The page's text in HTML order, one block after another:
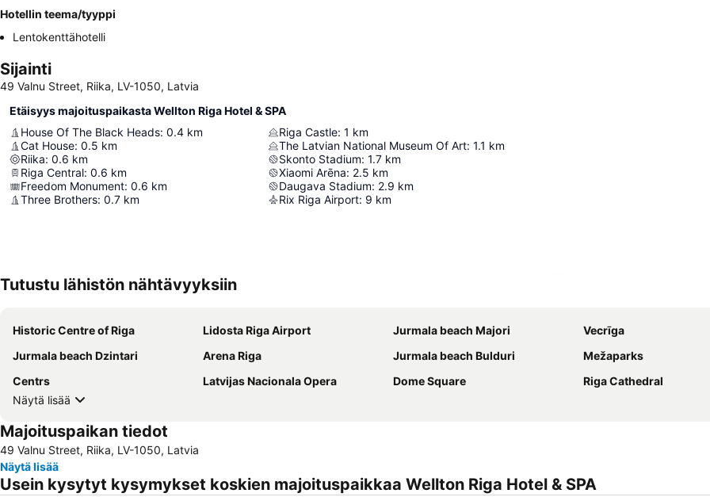
Hotellin teema/tyyppi
Lentokenttähotelli
Sijainti
49 Valnu Street, Riika, LV-1050, Latvia
Etäisyys majoituspaikasta Wellton Riga Hotel & SPA
House Of The Black Heads: 0.4 km
Cat House: 0.5 km
Riika: 0.6 km
Riga Central: 0.6 km
Freedom Monument: 0.6 km
Three Brothers: 0.7 km
Riga Castle: 1 km
The Latvian National Museum Of Art: 1.1 km
Skonto Stadium: 1.7 km
Xiaomi Arēna: 2.5 km
Daugava Stadium: 2.9 km
Rix Riga Airport: 9 km
Tutustu lähistön nähtävyyksiin
Historic Centre of Riga Lidosta Riga Airport Jurmala beach Majori
Vecrīga
Jurmala beach Dzintari
Arena Riga Jurmala beach Bulduri
Mežaparks
Centrs
Latvijas Nacionala Opera Dome Square
Riga Cathedral
Näytä lisää
Majoituspaikan tiedot
49 Valnu Street, Riika, LV-1050, Latvia
Näytä lisää
Usein kysytyt kysymykset koskien majoituspaikkaa Wellton Riga Hotel & SPA